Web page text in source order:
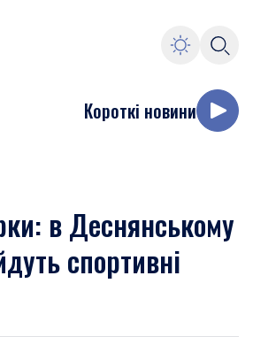
Короткі новини
в Деснянському
спортивні